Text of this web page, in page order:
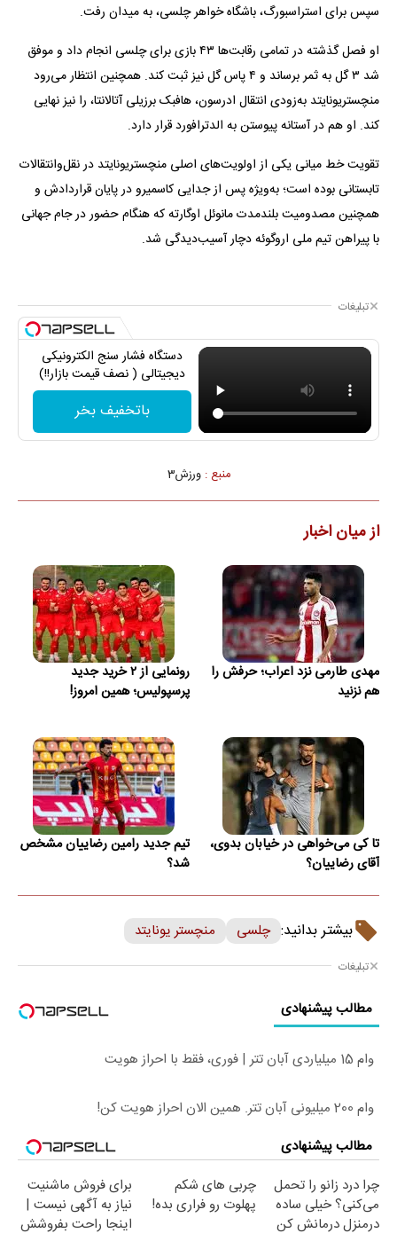
سپس برای استراسبورگ، باشگاه خواهر چلسی، به میدان رفت.
او فصل گذشته در تمامی رقابت‌ها ۴۳ بازی برای چلسی انجام داد و موفق
شد ۳ گل به ثمر برساند و ۴ پاس گل نیز ثبت کند. همچنین انتظار می‌رود
منچستریونایتد به‌زودی انتقال ادرسون، هافبک برزیلی آتالانتا، را نیز نهایی
کند. او هم در آستانه پیوستن به الدترافورد قرار دارد.
تقویت خط میانی یکی از اولویت‌های اصلی منچستریونایتد در نقل‌وانتقالات
تابستانی بوده است؛ به‌ویژه پس از جدایی کاسمیرو در پایان قراردادش و
همچنین مصدومیت بلندمدت مانوئل اوگارته که هنگام حضور در جام جهانی
با پیراهن تیم ملی اروگوئه دچار آسیب‌دیدگی شد.
تبلیغات
دستگاه فشار سنج الکترونیکی
دیجیتالی ( نصف قیمت بازار!!)
باتخفیف بخر
منبع :ورزش3
از میان اخبار
مهدی طارمی نزد اعراب؛ حرفش را
هم نزنید
رونمایی از ۲ خرید جدید
پرسپولیس؛ همین امروز!
تا کی می‌خواهی در خیابان بدوی،
آقای رضاییان؟
تیم جدید رامین رضاییان مشخص
شد؟
بیشتر بدانید: چلسی منچستر یونایتد
تبلیغات
مطالب پیشنهادی
وام 15 میلیاردی آبان تتر | فوری، فقط با احراز هویت
وام 200 میلیونی آبان تتر. همین الان احراز هویت کن!
مطالب پیشنهادی
چرا درد زانو را تحمل
می‌کنی؟ خیلی ساده
درمنزل درمانش کن
چربی های شکم
پهلوت رو فراری بده!
برای فروش ماشنیت
نیاز به آگهی نیست |
اینجا راحت بفروشش